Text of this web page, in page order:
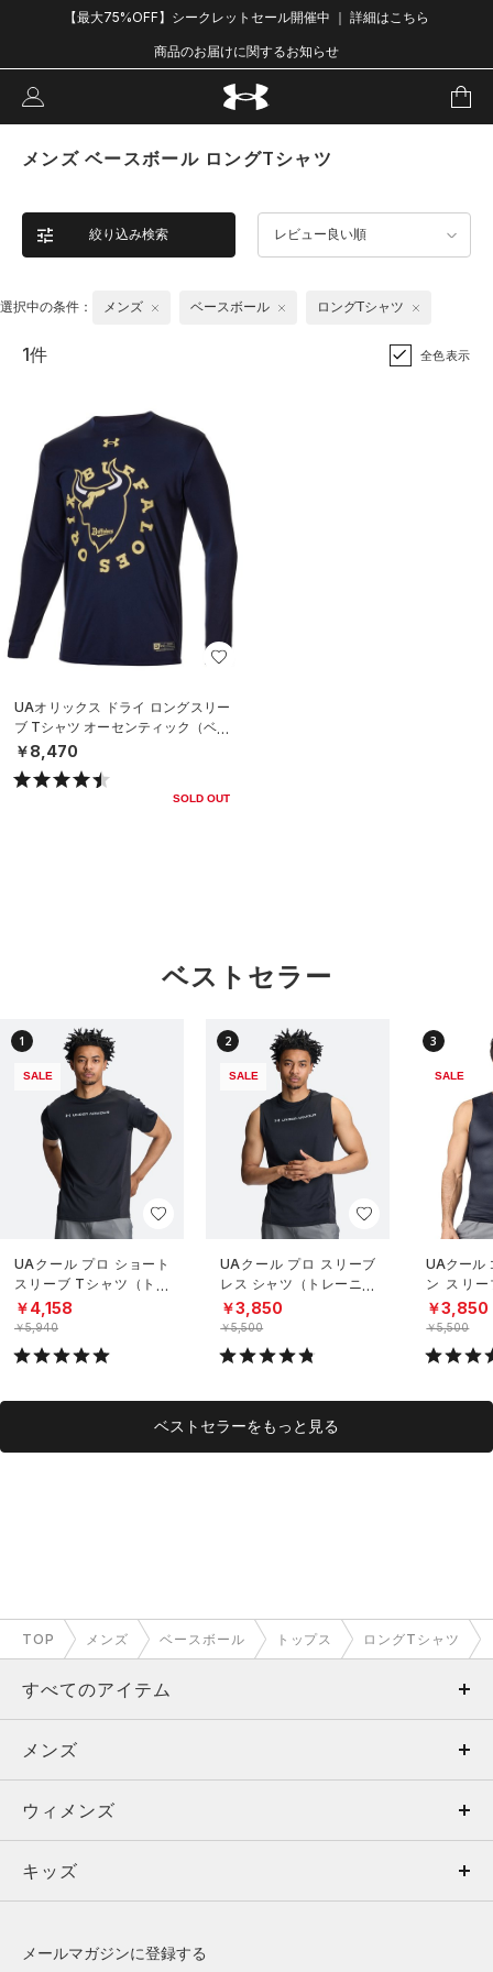
【最大75%OFF】シークレットセール開催中 ｜ 詳細はこちら
商品のお届けに関するお知らせ
メンズ ベースボール ロングTシャツ
絞り込み検索 レビュー良い順
選択中の条件： メンズ ベースボール ロングTシャツ
1件 全色表示
UAオリックス ドライ ロングスリー
ブ Tシャツ オーセンティック（ベー
スボール/MEN）
￥8,470
SOLD OUT
ベストセラー
1
SALE
UAクール プロ ショート
スリーブ Tシャツ（トレ
ーニング/MEN）
￥4,158
￥5,940
2
SALE
UAクール プロ スリーブ
レス シャツ（トレーニン
グ/MEN）
￥3,850
￥5,500
3
SALE
UAクール
ン スリ
（トレー
￥3,850
￥5,500
ベストセラーをもっと見る
TOP メンズ ベースボール トップス ロングTシャツ
すべてのアイテム
メンズ
ウィメンズ
キッズ
メンズ
トップス
ボトムス
ウィメンズ
トップス
キッズ
メールマガジンに登録する